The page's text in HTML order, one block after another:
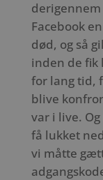
Facebook
død, og så
inden de fik
for lang tid,
blive
var i live.
få lukket
vi måtte